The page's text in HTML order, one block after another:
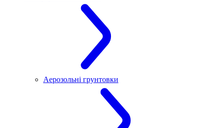
Аерозольні грунтовки